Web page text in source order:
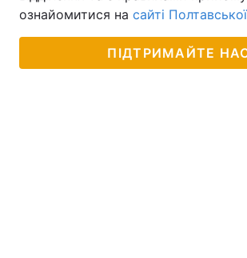
ознайомитися на сайті
ПІДТРИМАЙТЕ